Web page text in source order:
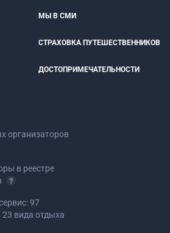
МЫ В СМИ
СТРАХОВКА ПУТЕШЕСТВЕННИКОВ
ДОСТОПРИМЕЧАТЕЛЬНОСТИ
организаторов
в реестре
97
вида отдыха